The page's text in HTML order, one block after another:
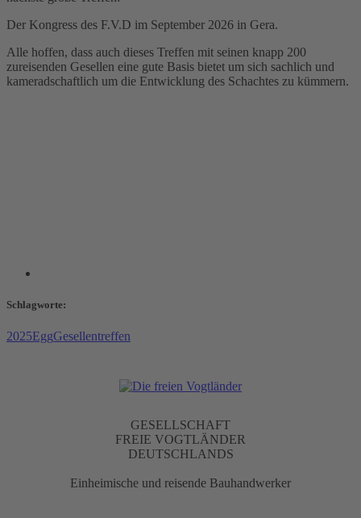
Der Kongress des F.V.D im September 2026 in Gera.
Alle hoffen, dass auch dieses Treffen mit seinen knapp 200
zureisenden Gesellen eine gute Basis bietet um sich sachlich und
kameradschaftlich um die Entwicklung des Schachtes zu kümmern.
Schlagworte:
2025EggGesellentreffen
GESELLSCHAFT
FREIE VOGTLÄNDER
DEUTSCHLANDS
Einheimische und reisende Bauhandwerker